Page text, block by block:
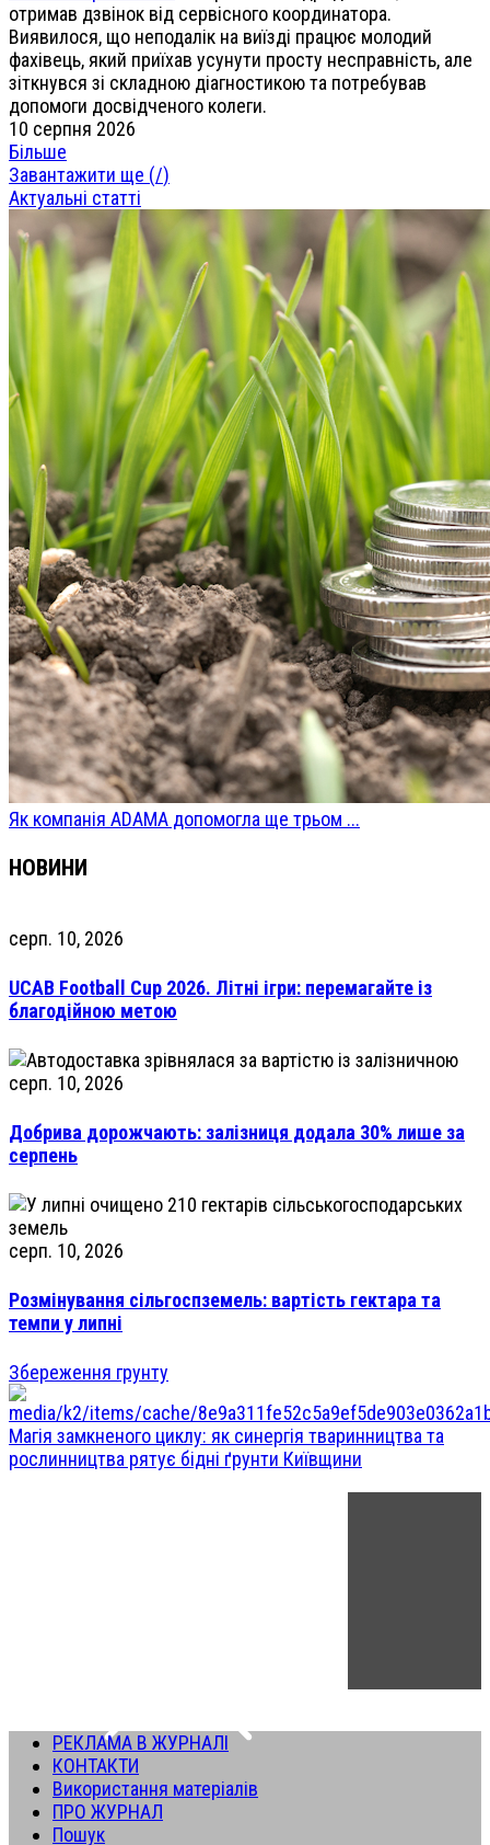
отримав дзвінок від сервісного координатора.
Виявилося, що неподалік на виїзді працює молодий
фахівець, який приїхав усунути просту несправність, але
зіткнувся зі складною діагностикою та потребував
допомоги досвідченого колеги.
10 серпня 2026
Більше
Завантажити ще (/)
Актуальні статті
Як компанія ADAMA допомогла ще трьом ...
НОВИНИ
серп. 10, 2026
UCAB Football Cup 2026. Літні ігри: перемагайте із
благодійною метою
серп. 10, 2026
Добрива дорожчають: залізниця додала 30% лише за
серпень
серп. 10, 2026
Розмінування сільгоспземель: вартість гектара та
темпи у липні
Збереження грунту
Магія замкненого циклу: як синергія тваринництва та
рослинництва рятує бідні ґрунти Київщини
РЕКЛАМА В ЖУРНАЛІ
КОНТАКТИ
Використання матеріалів
ПРО ЖУРНАЛ
Пошук